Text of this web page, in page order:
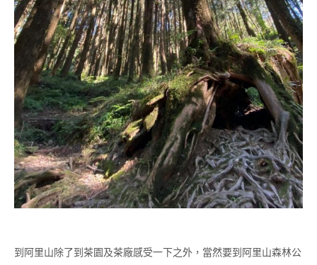
到阿里山除了到茶園及茶廠感受一下之外，當然要到阿里山森林公